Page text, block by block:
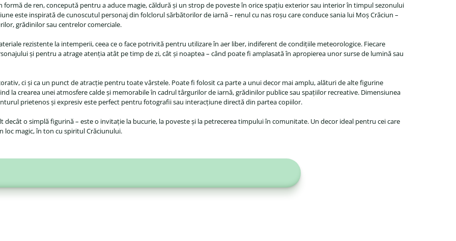
formă de ren, concepută pentru a aduce magie, căldură și un strop de poveste în orice spațiu exterior sau interior în timpul sezonului
este inspirată de cunoscutul personaj din folclorul sărbătorilor de iarnă – renul cu nas roșu care conduce sania lui Moș Crăciun –
grădinilor sau centrelor comerciale.
rezistente la intemperii, ceea ce o face potrivită pentru utilizare în aer liber, indiferent de condițiile meteorologice. Fiecare
și pentru a atrage atenția atât pe timp de zi, cât și noaptea – când poate fi amplasată în apropierea unor surse de lumină sau
ci și ca un punct de atracție pentru toate vârstele. Poate fi folosit ca parte a unui decor mai amplu, alături de alte figurine
la crearea unei atmosfere calde și memorabile în cadrul târgurilor de iarnă, grădinilor publice sau spațiilor recreative. Dimensiunea
prietenos și expresiv este perfect pentru fotografii sau interacțiune directă din partea copiilor.
decât o simplă figurină – este o invitație la bucurie, la poveste și la petrecerea timpului în comunitate. Un decor ideal pentru cei care
loc magic, în ton cu spiritul Crăciunului.